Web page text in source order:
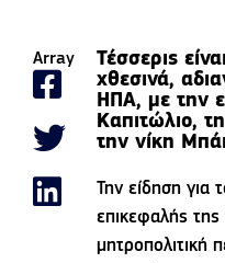
Array
Τέσσερις
χθεσινά,
ΗΠΑ, με την
Καπιτώλιο,
την νίκη
Την είδηση για
επικεφαλής της
μητροπολιτική